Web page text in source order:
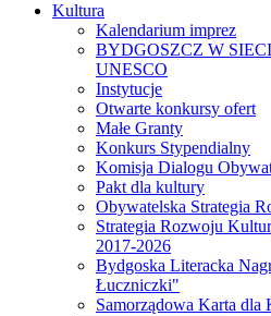
Kultura
Kalendarium imprez
BYDGOSZCZ W
UNESCO
Instytucje
Otwarte konkursy ofert
Małe Granty
Konkurs Stypendialny
Komisja Dialogu
Pakt dla kultury
Obywatelska Strategia
Strategia Rozwoju
2017-2026
Bydgoska Literacka
Łuczniczki"
Samorządowa Karta dla